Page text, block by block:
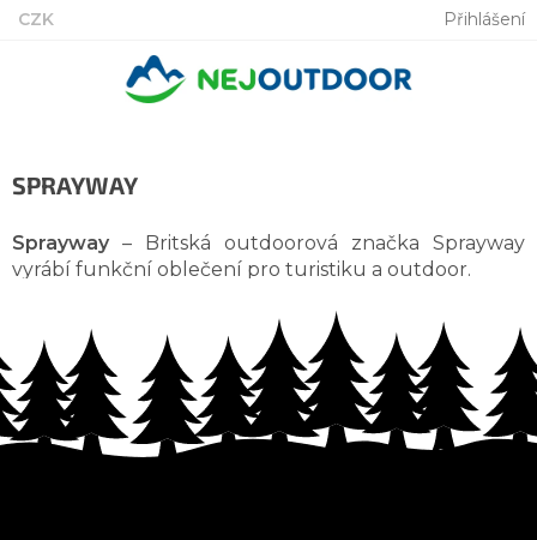
Přejít
CZK Přihlášení
SPRAYWAY
Sprayway – Britská outdoorová značka Sprayway
vyrábí funkční oblečení pro turistiku a outdoor.
Žádné produkty značky Sprayway nebyly nalezeny...
Z